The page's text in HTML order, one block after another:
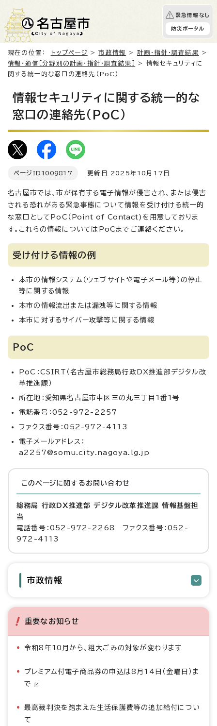
緊急情報なし
防災ポータル
現在の位置： トップページ >市政情報 > 計画・指針・調査結果
>
情報・通信［分野別の計画・指針・調査結果］
> 情報セキュリティに
関する統一的な窓口の連絡先（PoC）
情報セキュリティに関する統一的な
窓口の連絡先（PoC）
ページID 1009817 更新日 2025年10月17日
名古屋市では、市が保有する電子情報が侵害され、または侵害
される恐れがある緊急事態について情報を受け付ける統一的
な窓口としてPoC（ Point of Contact )を用意しておりま
す。これらの情報についてはPoCまでご連絡ください。
受け付ける情報の例
本市の情報システム（ウェブサイトや電子メール等）の停止
等に関する情報
本市の情報流出または漏洩等に関する情報
本市に対するサイバー攻撃等に関する情報
PoC
PoC：CSIRT（名古屋市総務局行政DX推進部デジタル改
革推進課）
所在地：愛知県名古屋市中区三の丸三丁目1番1号
電話番号：052-972-2257
ファクス番号：052-972-4113
電子メールアドレス：
a2257@somu.city.nagoya.lg.jp
このページに関する お問い合わせ
総務局 行政DX推進部 デジタル改革推進課 情報基盤担
当
電話番号：052-972-2268 ファクス番号：052-
972-4113
市政情報
重要なお知らせ
令和8年10月から、粗大ごみの対象が変わります
プレミアム付電子商品券の申込は8月14日（金曜日）ま
で
最高裁判決を踏まえた生活保護費等の追加給付につい
て